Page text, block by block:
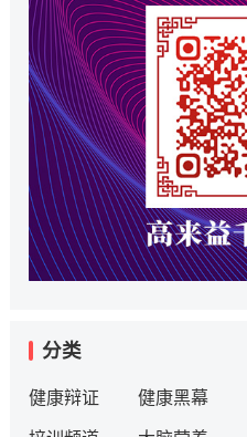
分类
健康辩证 健康黑幕